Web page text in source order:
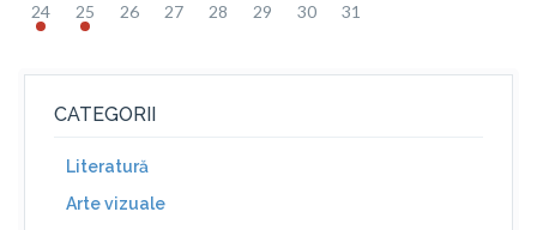
24 25 26 27 28 29 30 31
CATEGORII
Literatură
Arte vizuale